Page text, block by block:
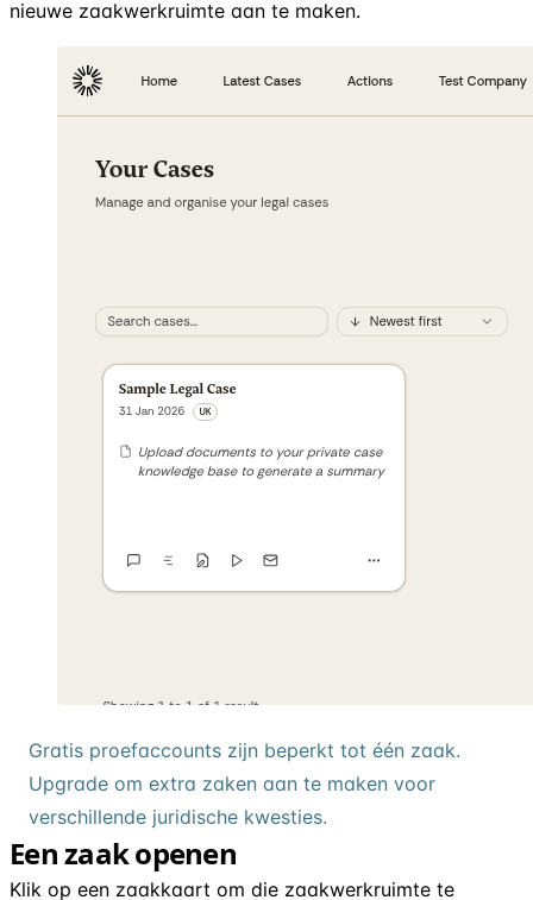
nieuwe zaakwerkruimte aan te maken.
Gratis proefaccounts zijn beperkt tot één zaak.
Upgrade om extra zaken aan te maken voor
verschillende juridische kwesties.
Een zaak openen
Klik op een zaakkaart om die zaakwerkruimte te